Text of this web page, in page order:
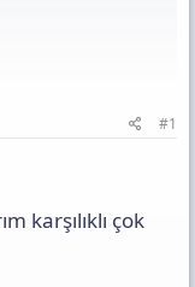
#1
karşılıklı çok